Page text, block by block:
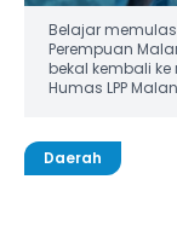
Belajar
Perempuan
bekal kembali ke
Humas LPP
Daerah